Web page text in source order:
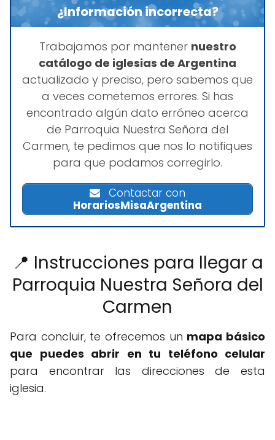
¿Información incorrecta?
Trabajamos por mantener nuestro
catálogo de iglesias de Argentina
actualizado y preciso, pero sabemos que
a veces cometemos errores. Si has
encontrado algún dato erróneo acerca
de Parroquia Nuestra Señora del
Carmen, te pedimos que nos lo notifiques
para que podamos corregirlo.
Contactar con
HorariosMisaArgentina
📍 Instrucciones para llegar a
Parroquia Nuestra Señora del
Carmen
Para concluir, te ofrecemos un mapa básico
que puedes abrir en tu teléfono celular
para encontrar las direcciones de esta
iglesia.